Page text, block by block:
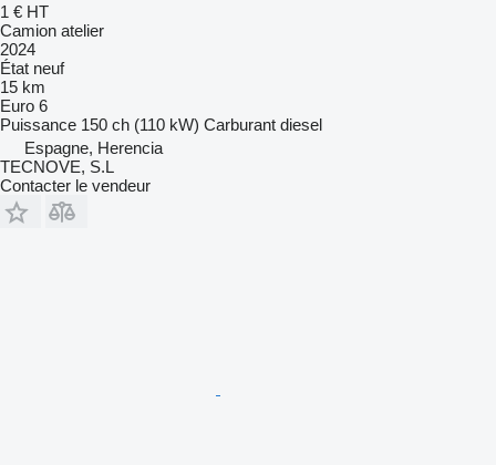
1 € HT
Camion atelier
2024
État neuf
15 km
Euro 6
Puissance 150 ch (110 kW) Carburant diesel
Espagne, Herencia
TECNOVE, S.L
Contacter le vendeur